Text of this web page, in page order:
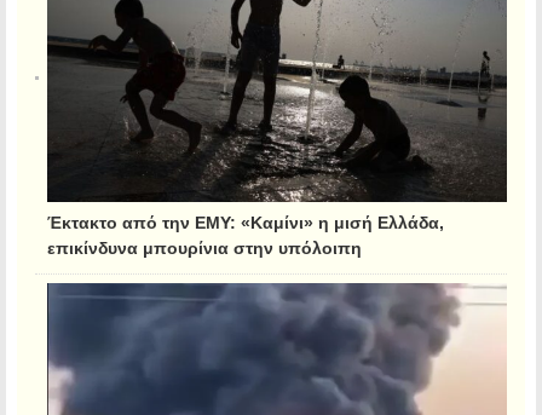
Έκτακτο από την ΕΜΥ: «Καμίνι» η μισή Ελλάδα,
επικίνδυνα μπουρίνια στην υπόλοιπη